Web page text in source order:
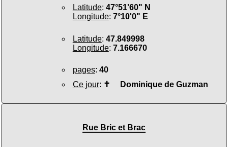
Latitude: 47°51'60" N
Longitude: 7°10'0" E
Latitude: 47.849998
Longitude: 7.166670
pages: 40
Ce jour: ✝ Dominique de Guzman
Rue Bric et Brac